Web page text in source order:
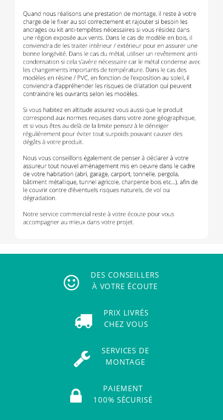
DES CONSEILLERS
À VOTRE ÉCOUTE
PRIX LIVRÉS
CHEZ VOUS
SERVICES DE
MONTAGE
PAIEMENT
100% SÉCURISÉ